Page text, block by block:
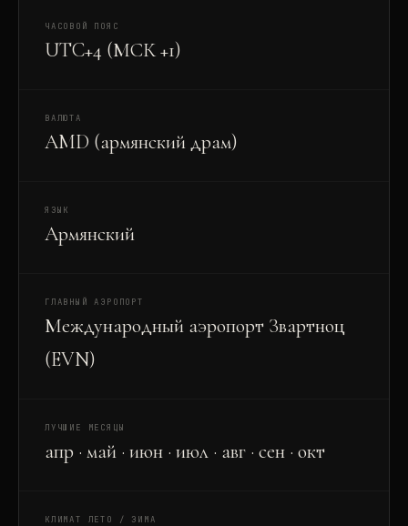
ЧАСОВОЙ ПОЯС
UTC+4 (МСК +1)
ВАЛЮТА
AMD (армянский драм)
ЯЗЫК
Армянский
ГЛАВНЫЙ АЭРОПОРТ
Международный аэропорт Звартноц
(EVN)
ЛУЧШИЕ МЕСЯЦЫ
апр · май · июн · июл · авг · сен · окт
КЛИМАТ ЛЕТО / ЗИМА